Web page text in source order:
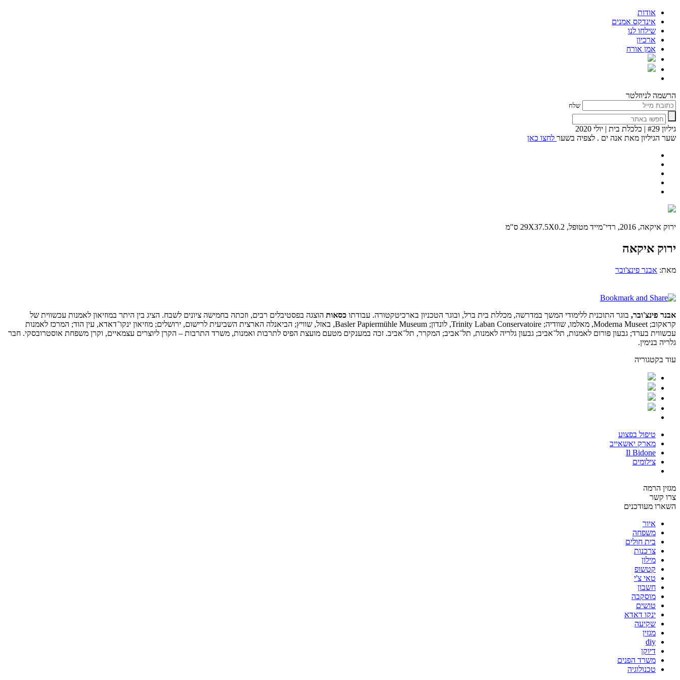
אודות
אינדקס אמנים
שילחו לנו
ארכיון
אמן אורח
הרשמה לניוזלטר
שלח
גיליון #29 | כלכלת בית | יולי 2020
שער הגיליון מאת אנה ים . לצפיה בשער לחצו כאן
ירוק איקאה, 2016, רדי־מייד מטופל, 29X37.5X0.2 ס"מ
ירוק איקאה
מאת: אבנר פינצ'ובר
אבנר פינצ'ובר, בוגר התוכנית ללימודי המשך במדרשה, מכללת בית ברל, ובוגר הטכניון בארכיטקטורה. עבודתו כסאות הוצגה בפסטיבלים רבים, וזכתה בחמישה ציונים לשבח. הציג בין היתר במוזיאון לאמנות עכשווית של
קראקוב; Moderna Museet, מאלמו, שוודיה; ‏Trinity Laban Conservatoire, לונדון; ‏Museum‏‏ Basler Papiermühle, באזל, שוויץ; הביאנלה הארצית השביעית לרישום, ירושלים; מוזיאון ינקו־דאדא, עין הוד; המרכז לאמנות
עכשווית בערד; גבעון פורום לאמנות, תל־אביב; גבעון גלריה לאמנות, תל־אביב; המקרר, תל־אביב. זכה במענקים מטעם מועצת הפיס לתרבות ואמנות, משרד התרבות – הקרן ליוצרים עצמאיים, וקרן משפחת אוסטרובסקי. חבר
גלריה בנימין.
עוד בקטגוריה
טיפול בפצוע
מארק יאשאייב
Il Bidone
צילומים
מגזין הרמה
צרו קשר
השארו מעודכנים
איור
משפחה
בית חולים
צרכנות
מילון
קטשופ
טאי צ'י
חשבון
מוסקבה
טושים
ינקו דאדא
שקיעה
מגזין
diy
דיוקן
משרד הפנים
טכנולוגיה